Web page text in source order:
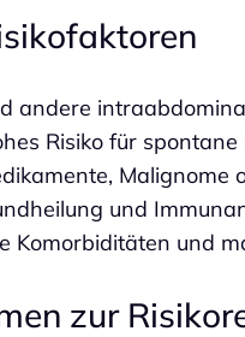
andere
Risiko für
Malignome
und
Komorbiditäten und
zur